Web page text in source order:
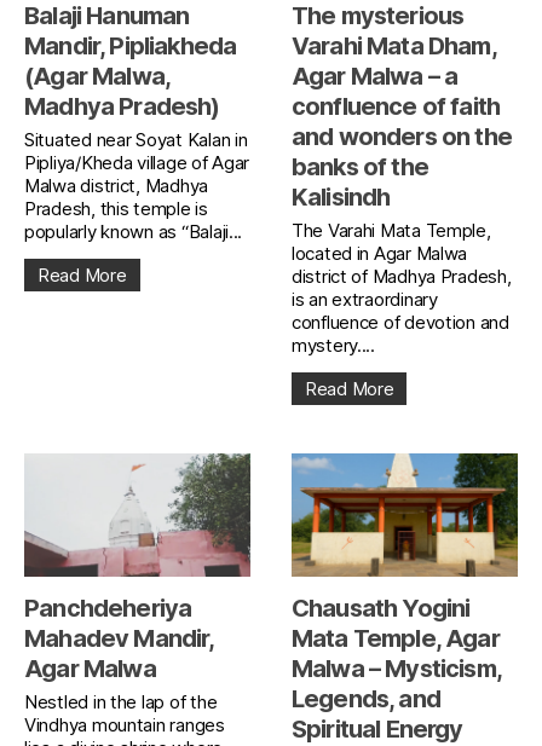
Balaji Hanuman
Mandir, Pipliakheda
(Agar Malwa,
Madhya Pradesh)
Situated near Soyat Kalan in
Pipliya/Kheda village of Agar
Malwa district, Madhya
Pradesh, this temple is
popularly known as “Balaji...
Read More
The mysterious
Varahi Mata Dham,
Agar Malwa – a
confluence of faith
and wonders on the
banks of the
Kalisindh
The Varahi Mata Temple,
located in Agar Malwa
district of Madhya Pradesh,
is an extraordinary
confluence of devotion and
mystery....
Read More
Panchdeheriya
Mahadev Mandir,
Agar Malwa
Nestled in the lap of the
Vindhya mountain ranges
Chausath Yogini
Mata Temple, Agar
Malwa – Mysticism,
Legends, and
Spiritual Energy